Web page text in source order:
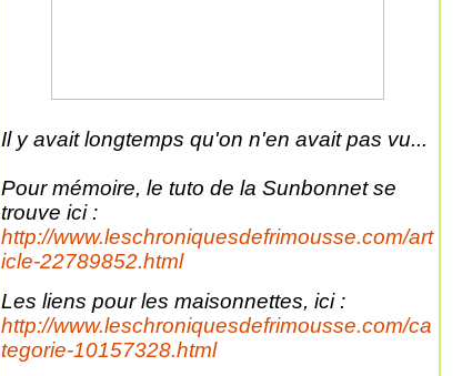
Il y avait longtemps qu'on n'en avait pas vu...
Pour mémoire, le tuto de la Sunbonnet se
trouve ici :
http://www.leschroniquesdefrimousse.com/art
icle-22789852.html
Les liens pour les maisonnettes, ici :
http://www.leschroniquesdefrimousse.com/ca
tegorie-10157328.html